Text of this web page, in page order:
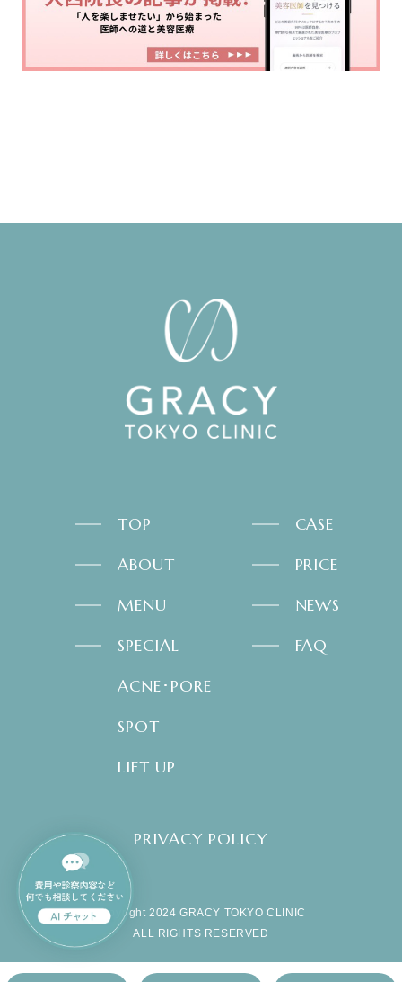
TOP
ABOUT
MENU
SPECIAL
ACNE･PORE
SPOT
LIFT UP
CASE
PRICE
NEWS
FAQ
PRIVACY POLICY
copyright 2024 GRACY TOKYO CLINIC
ALL RIGHTS RESERVED